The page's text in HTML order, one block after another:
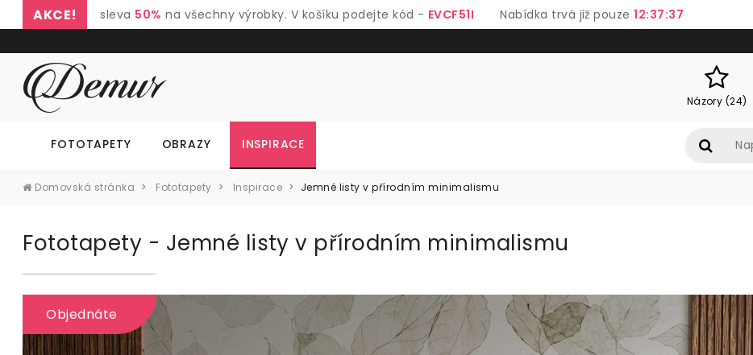
AKCE! sleva 50% na všechny výrobky. V košíku podejte kód - EVCF51I Nabídka trvá již pouze12:37:37
Názory (24)
FOTOTAPETY OBRAZY INSPIRACE
Domovská stránka Fototapety Inspirace Jemné listy v přírodním minimalismu
Fototapety - Jemné listy v přírodním minimalismu
Objednáte